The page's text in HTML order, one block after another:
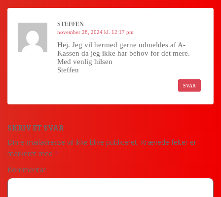
STEFFEN
november 28, 2024 kl. 12:17 pm
Hej. Jeg vil hermed gerne udmeldes af A-
Kassen da jeg ikke har behov for det mere.
Med venlig hilsen
Steffen
SVAR
SKRIV ET SVAR
Din e-mailadresse vil ikke blive publiceret. Krævede felter er
markeret med *
Kommentar